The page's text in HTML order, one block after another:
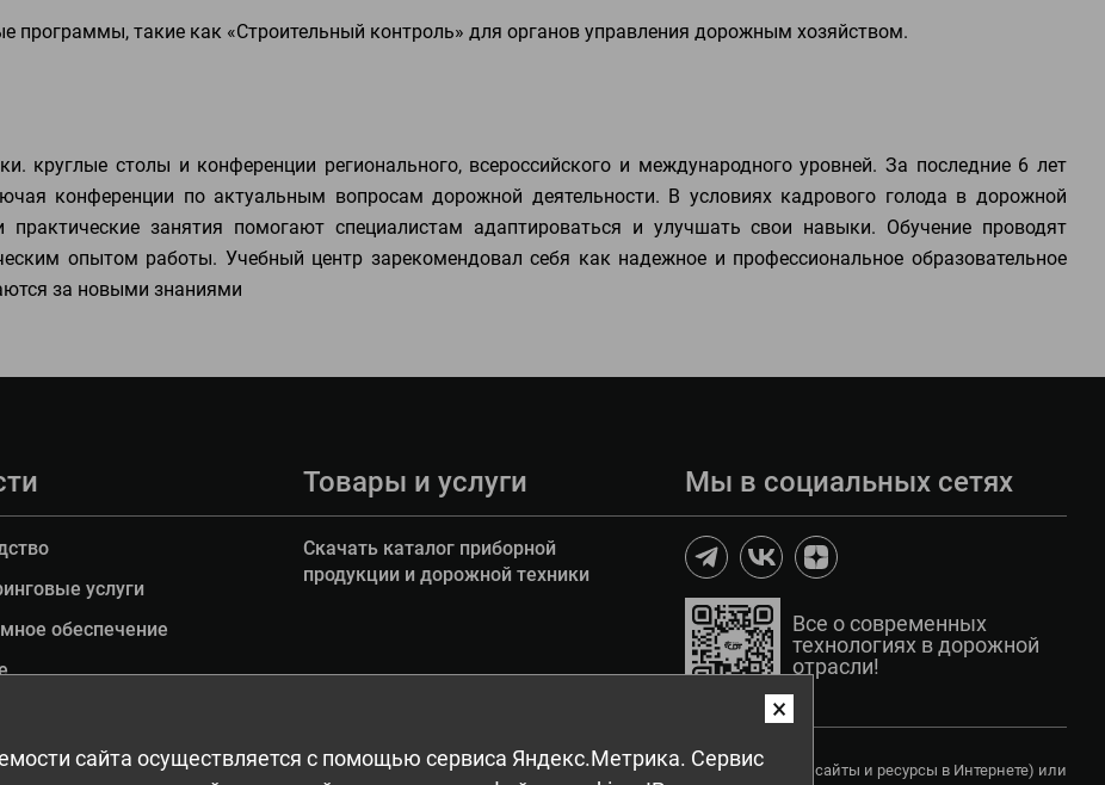
×
сайта осуществляется с помощью сервиса Яндекс.Метрика. Сервис
программы, такие как «Строительный контроль» для органов управления дорожным хозяйством.
круглые столы и конференции регионального, всероссийского и международного уровней. За последние 6 лет
конференции по актуальным вопросам дорожной деятельности. В условиях кадрового голода в дорожной
занятия помогают специалистам адаптироваться и улучшать свои навыки. Обучение проводят
опытом работы. Учебный центр зарекомендовал себя как надежное и профессиональное образовательное
за новыми знаниями
услуги
обеспечение
Товары и услуги
Скачать каталог приборной
продукции и дорожной техники
Мы в социальных сетях
Все о современных
технологиях в дорожной
отрасли!
в том числе дизайн. Запрещается копирование, распространение (в том числе копирования на другие сайты и ресурсы в Интернете) или